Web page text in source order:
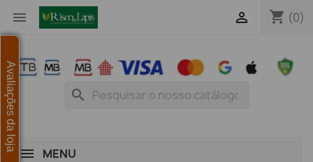
 shopping_cart (0)

search
MENU
Avaliações da loja